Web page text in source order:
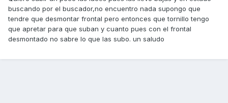
buscando por el buscador,no encuentro nada supongo que
tendre que desmontar frontal pero entonces que tornillo tengo
que apretar para que suban y cuanto pues con el frontal
desmontado no sabre lo que las subo. un saludo